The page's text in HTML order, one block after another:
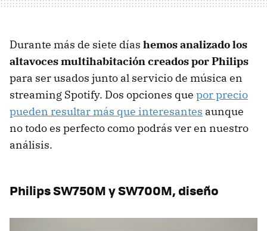
Durante más de siete días hemos analizado los
altavoces multihabitación creados por Philips
para ser usados junto al servicio de música en
streaming Spotify. Dos opciones que por precio
pueden resultar más que interesantes aunque
no todo es perfecto como podrás ver en nuestro
análisis.
Philips SW750M y SW700M, diseño